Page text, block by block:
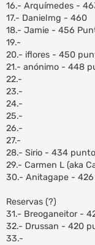
16.- Arquímedes -
17.- Danielmg - 460
18.- Jamie - 456
19.-
20.- iflores - 450
21.- anónimo - 448
22.-
23.-
24.-
25.-
26.-
27.-
28.- Sirio - 434
29.- Carmen L (aka
30.- Anitagape -
Reservas (?)
31.- Breoganeitor -
32.- Drussan - 420
33.-